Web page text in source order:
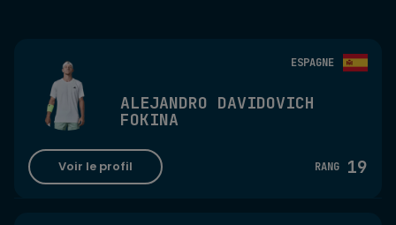
ESPAGNE
ALEJANDRO DAVIDOVICH
FOKINA
Voir le profil RANG 19